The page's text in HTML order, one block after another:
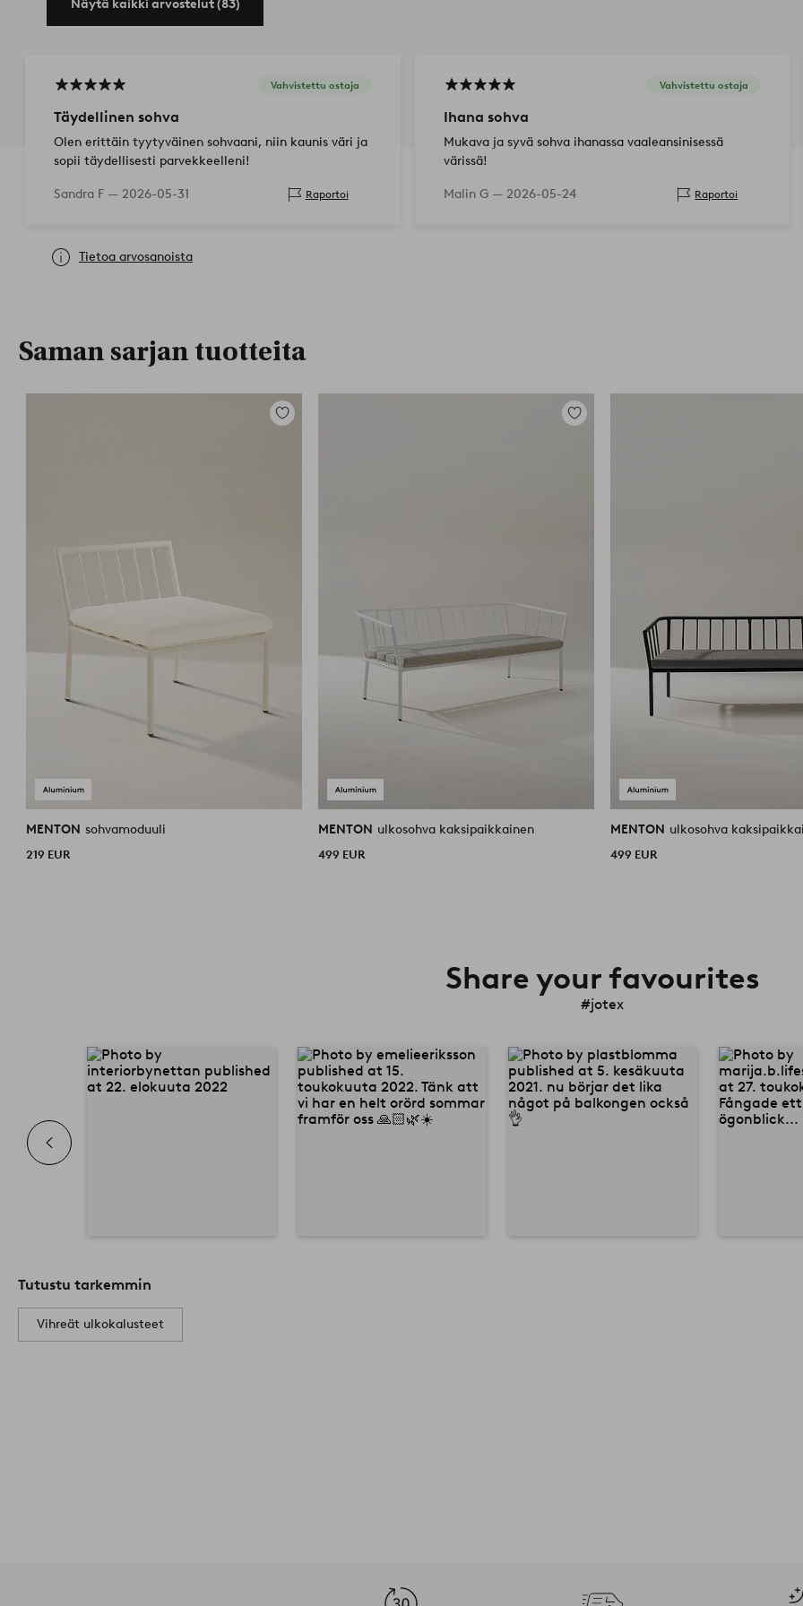
Tuotenumero: 1508405-05-0
Näytä kaikki arvostelut (83)
Vahvistettu ostaja
Täydellinen sohva
Olen erittäin tyytyväinen sohvaani, niin kaunis väri ja
sopii täydellisesti parvekkeelleni!
Sandra F — 2026-05-31 Raportoi
Vahvistettu ostaja
Ihana sohva
Mukava ja syvä sohva ihanassa vaaleansinisessä
värissä!
Malin G — 2026-05-24 Raportoi
Tietoa arvosanoista
Saman sarjan tuotteita
Lisää
MENTON sohvamoduuli
219 EUR
Lisää
MENTON ulkosohva kaksipaikkainen
499 EUR
MENTON ulkosohva
499 EUR
Share your favourites
#jotex
Tutustu tarkemmin
Vihreät ulkokalusteet